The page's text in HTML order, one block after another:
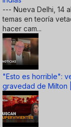
--- Nueva Delhi, 14
temas en teoría
hacer cam...
"Esto es horrible":
gravedad de Milton